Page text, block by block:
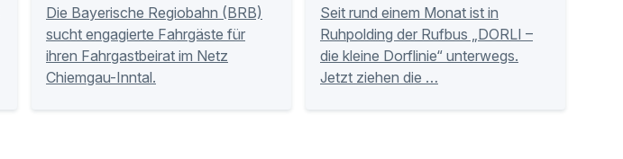
Die Bayerische Regiobahn (BRB)
sucht engagierte Fahrgäste für
ihren Fahrgastbeirat im Netz
Chiemgau-Inntal.
Seit rund einem Monat ist in
Ruhpolding der Rufbus „DORLI –
die kleine Dorflinie“ unterwegs.
Jetzt ziehen die …